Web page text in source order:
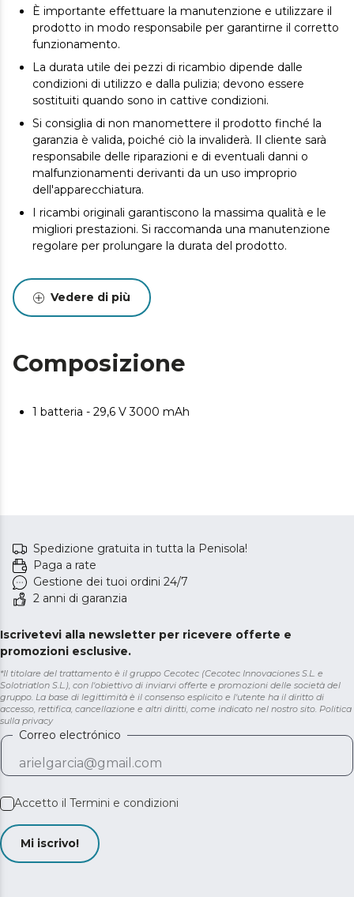
È importante effettuare la manutenzione e utilizzare il
prodotto in modo responsabile per garantirne il corretto
funzionamento.
La durata utile dei pezzi di ricambio dipende dalle
condizioni di utilizzo e dalla pulizia; devono essere
sostituiti quando sono in cattive condizioni.
Si consiglia di non manomettere il prodotto finché la
garanzia è valida, poiché ciò la invaliderà. Il cliente sarà
responsabile delle riparazioni e di eventuali danni o
malfunzionamenti derivanti da un uso improprio
dell'apparecchiatura.
I ricambi originali garantiscono la massima qualità e le
migliori prestazioni. Si raccomanda una manutenzione
regolare per prolungare la durata del prodotto.
Vedere di più
Composizione
1 batteria - 29,6 V 3000 mAh
Spedizione gratuita in tutta la Penisola!
Paga a rate
Gestione dei tuoi ordini 24/7
2 anni di garanzia
Iscrivetevi alla newsletter per ricevere offerte e
promozioni esclusive.
*Il titolare del trattamento è il gruppo Cecotec (Cecotec Innovaciones S.L. e
Solotriatlon S.L.), con l'obiettivo di inviarvi offerte e promozioni delle società del
gruppo. La base di legittimità è il consenso esplicito e l'utente ha il diritto di
accesso, rettifica, cancellazione e altri diritti, come indicato nel nostro sito. Politica
sulla privacy
Correo electrónico
Accetto il Termini e condizioni
Mi iscrivo!